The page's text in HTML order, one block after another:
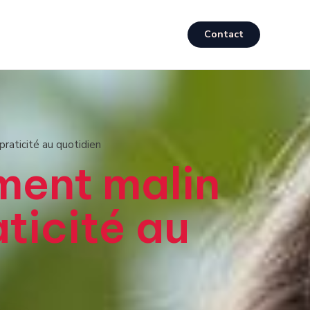
Contact
au quotidien
malin
au